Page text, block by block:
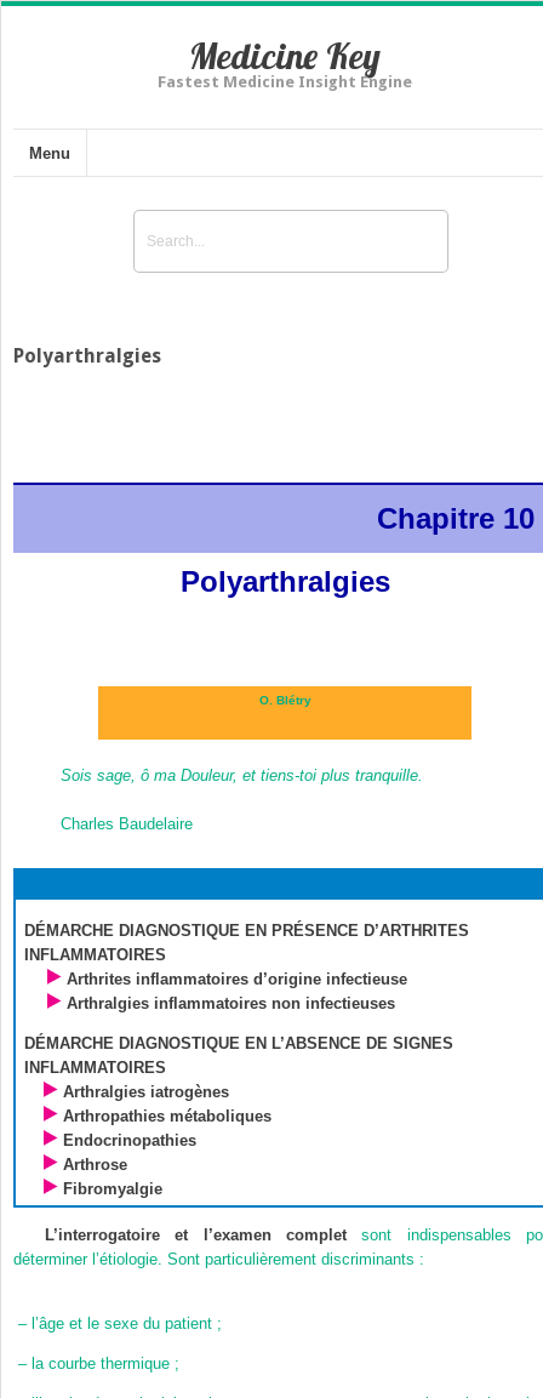
Medicine Key
Fastest Medicine Insight Engine
Menu
Polyarthralgies
Chapitre 10
Polyarthralgies
O. Blétry
Sois sage, ô ma Douleur, et tiens-toi plus tranquille.
Charles Baudelaire
DÉMARCHE DIAGNOSTIQUE EN PRÉSENCE D’ARTHRITES
INFLAMMATOIRES
Arthrites inflammatoires d’origine infectieuse
Arthralgies inflammatoires non infectieuses
DÉMARCHE DIAGNOSTIQUE EN L’ABSENCE DE SIGNES
INFLAMMATOIRES
Arthralgies iatrogènes
Arthropathies métaboliques
Endocrinopathies
Arthrose
Fibromyalgie
L’interrogatoire et l’examen completsont indispensables
déterminer l’étiologie. Sont particulièrement discriminants :
– l’âge et le sexe du patient ;
– la courbe thermique ;